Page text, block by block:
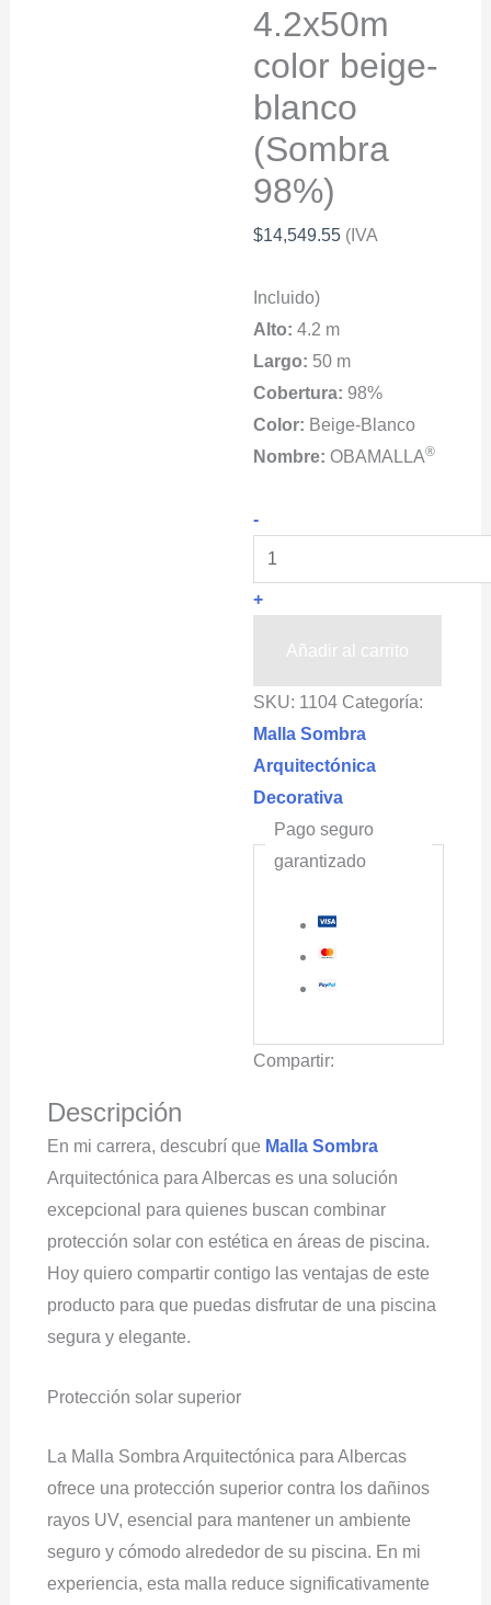
4.2x50m
color beige-
blanco
(Sombra
98%)
$14,549.55 (IVA
Incluido)
Alto: 4.2 m
Largo: 50 m
Cobertura: 98%
Color: Beige-Blanco
Nombre: OBAMALLA®
-Malla
Sombra
Arquitectónica
para
Albercas
4.2x50m
color
beige-
blanco
(Sombra
98%)
+
Añadir al carrito
SKU: 1104 Categoría:
Malla Sombra
Arquitectónica
Decorativa
Pago seguro
garantizado
Compartir:
Descripción
En mi carrera, descubrí que Malla Sombra
Arquitectónica para Albercas es una solución
excepcional para quienes buscan combinar
protección solar con estética en áreas de piscina.
Hoy quiero compartir contigo las ventajas de este
producto para que puedas disfrutar de una piscina
segura y elegante.
Protección solar superior
La Malla Sombra Arquitectónica para Albercas
ofrece una protección superior contra los dañinos
rayos UV, esencial para mantener un ambiente
seguro y cómodo alrededor de su piscina. En mi
experiencia, esta malla reduce significativamente